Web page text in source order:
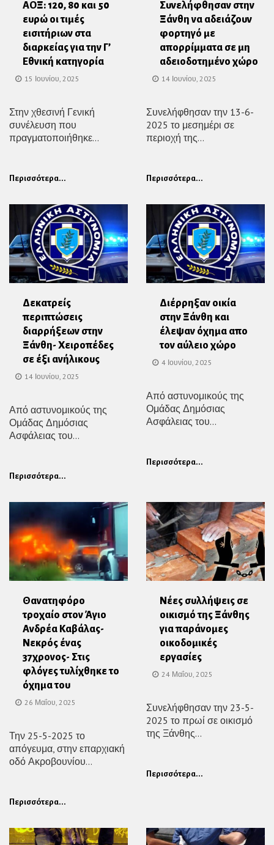
ΑΟΞ: 120, 80 και 50
ευρώ οι τιμές
εισιτήριων στα
διαρκείας για την Γ’
Εθνική κατηγορία
15 Ιουνίου, 2025
Στην χθεσινή Γενική
συνέλευση που
πραγματοποιήθηκε...
Περισσότερα...
Συνελήφθησαν στην
Ξάνθη να αδειάζουν
φορτηγό με
απορρίμματα σε μη
αδειοδοτημένο χώρο
14 Ιουνίου, 2025
Συνελήφθησαν την 13-6-
2025 το μεσημέρι σε
περιοχή της...
Περισσότερα...
Δεκατρείς
περιπτώσεις
διαρρήξεων στην
Ξάνθη- Χειροπέδες
σε έξι ανήλικους
14 Ιουνίου, 2025
Από αστυνομικούς της
Ομάδας Δημόσιας
Ασφάλειας του...
Περισσότερα...
Διέρρηξαν οικία
στην Ξάνθη και
έλεψαν όχημα απο
τον αύλειο χώρο
4 Ιουνίου, 2025
Από αστυνομικούς της
Ομάδας Δημόσιας
Ασφάλειας του...
Περισσότερα...
Θανατηφόρο
τροχαίο στον Άγιο
Ανδρέα Καβάλας-
Νεκρός ένας
37χρονος- Στις
φλόγες τυλίχθηκε το
όχημα του
26 Μαΐου, 2025
Την 25-5-2025 το
απόγευμα, στην επαρχιακή
οδό Ακροβουνίου...
Περισσότερα...
Νέες συλλήψεις σε
οικισμό της Ξάνθης
για παράνομες
οικοδομικές
εργασίες
24 Μαΐου, 2025
Συνελήφθησαν την 23-5-
2025 το πρωί σε οικισμό
της Ξάνθης...
Περισσότερα...